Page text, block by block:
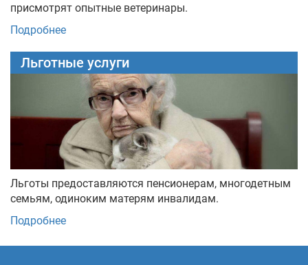
присмотрят опытные ветеринары.
Подробнее
Льготные услуги
Льготы предоставляются пенсионерам, многодетным
семьям, одиноким матерям инвалидам.
Подробнее